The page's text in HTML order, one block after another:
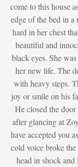
come to this house
edge of the bed in a
hard in her chest
beautiful and
black eyes. She
her new life. The
with heavy steps.
joy or smile on his
He closed the
after glancing at
have accepted you
cold voice broke
head in shock